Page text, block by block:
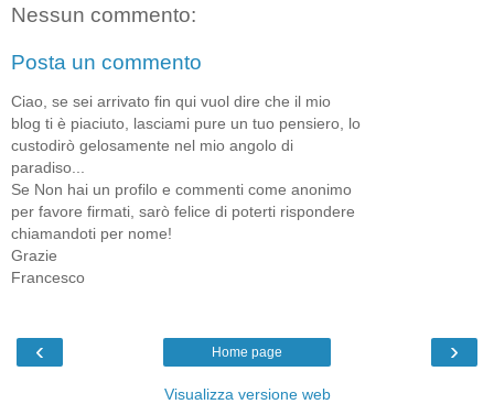
Nessun commento:
Posta un commento
Ciao, se sei arrivato fin qui vuol dire che il mio
blog ti è piaciuto, lasciami pure un tuo pensiero, lo
custodirò gelosamente nel mio angolo di
paradiso...
Se Non hai un profilo e commenti come anonimo
per favore firmati, sarò felice di poterti rispondere
chiamandoti per nome!
Grazie
Francesco
‹ ›
Home page
Visualizza versione web